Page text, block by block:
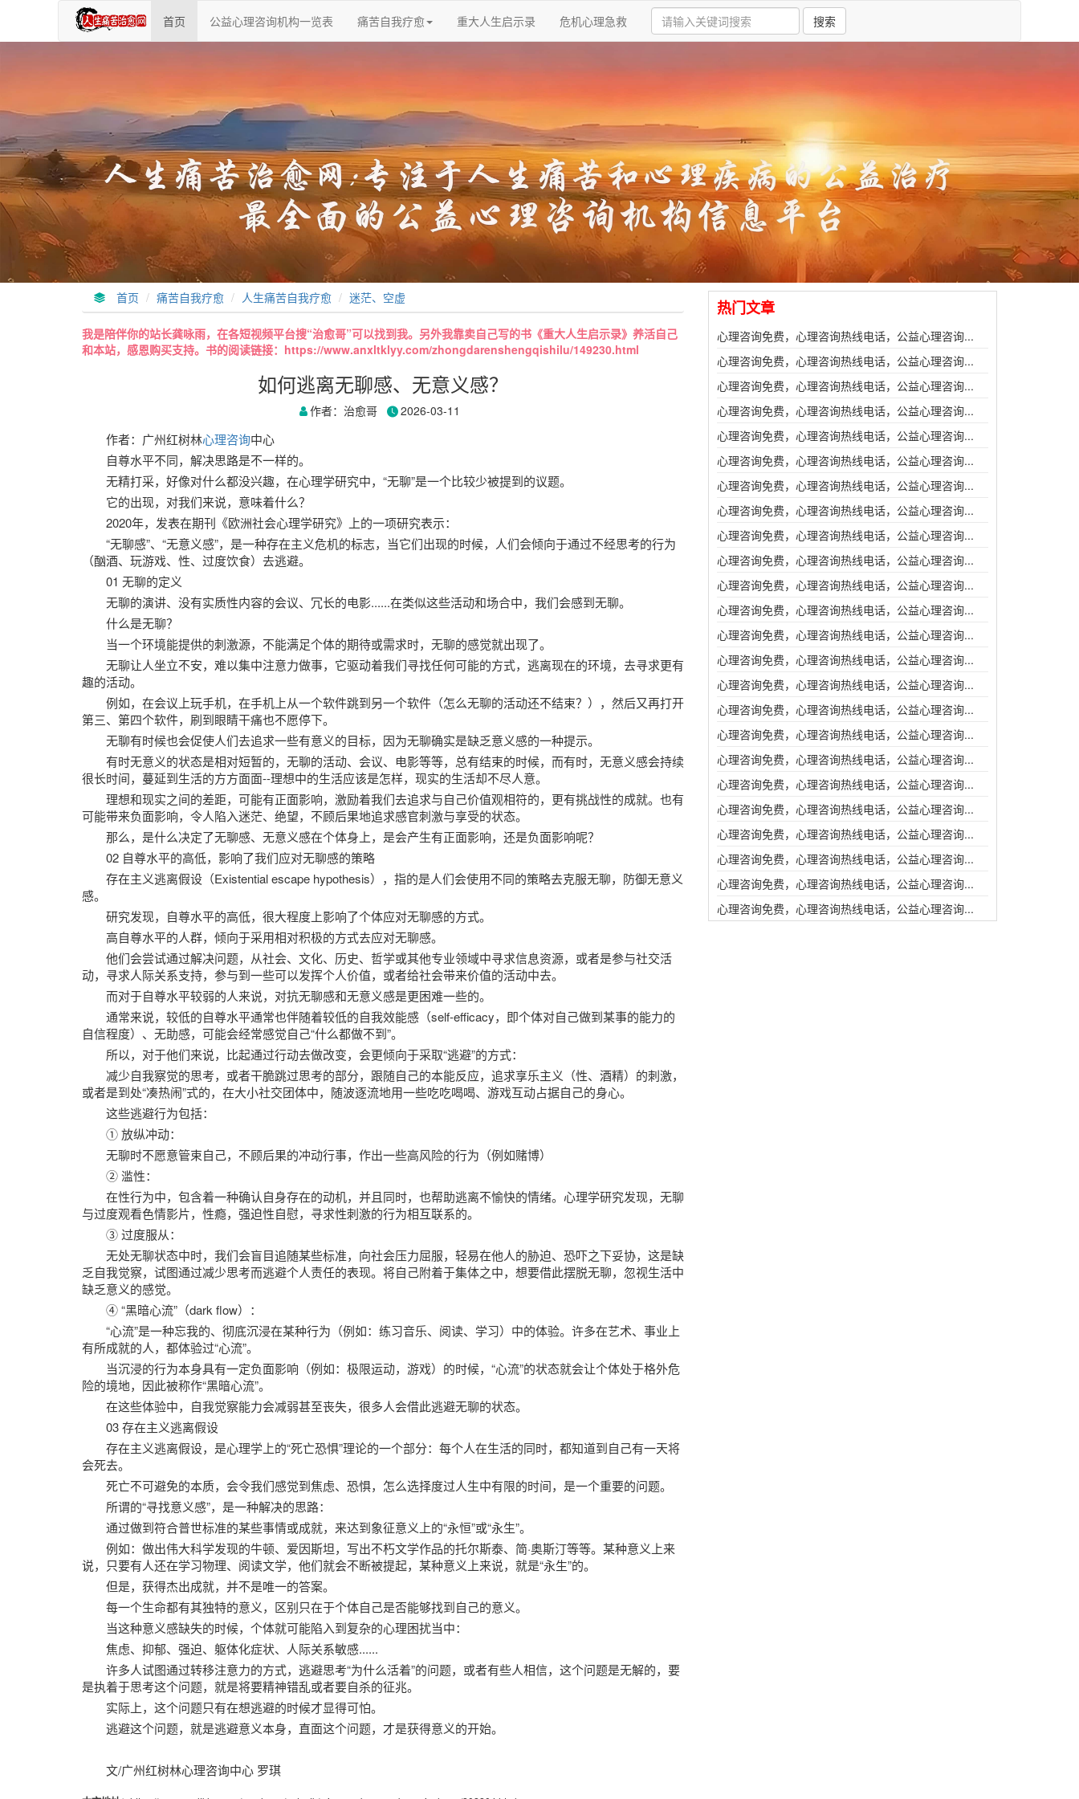
首页 公益心理咨询机构一览表 痛苦自我疗愈 重大人生启示录 危机心理急救 搜索
首页 痛苦自我疗愈 人生痛苦自我疗愈 迷茫、空虚
我是陪伴你的站长龚咏雨，在各短视频平台搜“治愈哥”可以找到我。另外我靠卖自己写的书《重大人生启示录》养活自己
和本站，感恩购买支持。书的阅读链接：https://www.anxltklyy.com/zhongdarenshengqishilu/149230.html
如何逃离无聊感、无意义感？
作者：治愈哥 2026-03-11
作者：广州红树林心理咨询中心
自尊水平不同，解决思路是不一样的。
无精打采，好像对什么都没兴趣，在心理学研究中，“无聊”是一个比较少被提到的议题。
它的出现，对我们来说，意味着什么？
2020年，发表在期刊《欧洲社会心理学研究》上的一项研究表示：
“无聊感”、“无意义感”，是一种存在主义危机的标志，当它们出现的时候，人们会倾向于通过不经思考的行为
（酗酒、玩游戏、性、过度饮食）去逃避。
01 无聊的定义
无聊的演讲、没有实质性内容的会议、冗长的电影......在类似这些活动和场合中，我们会感到无聊。
什么是无聊？
当一个环境能提供的刺激源，不能满足个体的期待或需求时，无聊的感觉就出现了。
无聊让人坐立不安，难以集中注意力做事，它驱动着我们寻找任何可能的方式，逃离现在的环境，去寻求更有
趣的活动。
例如，在会议上玩手机，在手机上从一个软件跳到另一个软件（怎么无聊的活动还不结束？），然后又再打开
第三、第四个软件，刷到眼睛干痛也不愿停下。
无聊有时候也会促使人们去追求一些有意义的目标，因为无聊确实是缺乏意义感的一种提示。
有时无意义的状态是相对短暂的，无聊的活动、会议、电影等等，总有结束的时候，而有时，无意义感会持续
很长时间，蔓延到生活的方方面面--理想中的生活应该是怎样，现实的生活却不尽人意。
理想和现实之间的差距，可能有正面影响，激励着我们去追求与自己价值观相符的，更有挑战性的成就。也有
可能带来负面影响，令人陷入迷茫、绝望，不顾后果地追求感官刺激与享受的状态。
那么，是什么决定了无聊感、无意义感在个体身上，是会产生有正面影响，还是负面影响呢？
02 自尊水平的高低，影响了我们应对无聊感的策略
存在主义逃离假设（Existential escape hypothesis），指的是人们会使用不同的策略去克服无聊，防御无意义
感。
研究发现，自尊水平的高低，很大程度上影响了个体应对无聊感的方式。
高自尊水平的人群，倾向于采用相对积极的方式去应对无聊感。
他们会尝试通过解决问题，从社会、文化、历史、哲学或其他专业领域中寻求信息资源，或者是参与社交活
动，寻求人际关系支持，参与到一些可以发挥个人价值，或者给社会带来价值的活动中去。
而对于自尊水平较弱的人来说，对抗无聊感和无意义感是更困难一些的。
通常来说，较低的自尊水平通常也伴随着较低的自我效能感（self-efficacy，即个体对自己做到某事的能力的
自信程度）、无助感，可能会经常感觉自己“什么都做不到”。
所以，对于他们来说，比起通过行动去做改变，会更倾向于采取“逃避”的方式：
减少自我察觉的思考，或者干脆跳过思考的部分，跟随自己的本能反应，追求享乐主义（性、酒精）的刺激，
或者是到处“凑热闹”式的，在大小社交团体中，随波逐流地用一些吃吃喝喝、游戏互动占据自己的身心。
这些逃避行为包括：
① 放纵冲动：
无聊时不愿意管束自己，不顾后果的冲动行事，作出一些高风险的行为（例如赌博）
② 滥性：
在性行为中，包含着一种确认自身存在的动机，并且同时，也帮助逃离不愉快的情绪。心理学研究发现，无聊
与过度观看色情影片，性瘾，强迫性自慰，寻求性刺激的行为相互联系的。
③ 过度服从：
无处无聊状态中时，我们会盲目追随某些标准，向社会压力屈服，轻易在他人的胁迫、恐吓之下妥协，这是缺
乏自我觉察，试图通过减少思考而逃避个人责任的表现。将自己附着于集体之中，想要借此摆脱无聊，忽视生活中
缺乏意义的感觉。
④ “黑暗心流”（dark flow）：
“心流”是一种忘我的、彻底沉浸在某种行为（例如：练习音乐、阅读、学习）中的体验。许多在艺术、事业上
有所成就的人，都体验过“心流”。
当沉浸的行为本身具有一定负面影响（例如：极限运动，游戏）的时候，“心流”的状态就会让个体处于格外危
险的境地，因此被称作“黑暗心流”。
在这些体验中，自我觉察能力会减弱甚至丧失，很多人会借此逃避无聊的状态。
03 存在主义逃离假设
存在主义逃离假设，是心理学上的“死亡恐惧”理论的一个部分：每个人在生活的同时，都知道到自己有一天将
会死去。
死亡不可避免的本质，会令我们感觉到焦虑、恐惧，怎么选择度过人生中有限的时间，是一个重要的问题。
所谓的“寻找意义感”，是一种解决的思路：
通过做到符合普世标准的某些事情或成就，来达到象征意义上的“永恒”或“永生”。
例如：做出伟大科学发现的牛顿、爱因斯坦，写出不朽文学作品的托尔斯泰、简·奥斯汀等等。某种意义上来
说，只要有人还在学习物理、阅读文学，他们就会不断被提起，某种意义上来说，就是“永生”的。
但是，获得杰出成就，并不是唯一的答案。
每一个生命都有其独特的意义，区别只在于个体自己是否能够找到自己的意义。
当这种意义感缺失的时候，个体就可能陷入到复杂的心理困扰当中：
焦虑、抑郁、强迫、躯体化症状、人际关系敏感......
许多人试图通过转移注意力的方式，逃避思考“为什么活着”的问题，或者有些人相信，这个问题是无解的，要
是执着于思考这个问题，就是将要精神错乱或者要自杀的征兆。
实际上，这个问题只有在想逃避的时候才显得可怕。
逃避这个问题，就是逃避意义本身，直面这个问题，才是获得意义的开始。
文/广州红树林心理咨询中心 罗琪
热门文章
心理咨询免费，心理咨询热线电话，公益心理咨询...
心理咨询免费，心理咨询热线电话，公益心理咨询...
心理咨询免费，心理咨询热线电话，公益心理咨询...
心理咨询免费，心理咨询热线电话，公益心理咨询...
心理咨询免费，心理咨询热线电话，公益心理咨询...
心理咨询免费，心理咨询热线电话，公益心理咨询...
心理咨询免费，心理咨询热线电话，公益心理咨询...
心理咨询免费，心理咨询热线电话，公益心理咨询...
心理咨询免费，心理咨询热线电话，公益心理咨询...
心理咨询免费，心理咨询热线电话，公益心理咨询...
心理咨询免费，心理咨询热线电话，公益心理咨询...
心理咨询免费，心理咨询热线电话，公益心理咨询...
心理咨询免费，心理咨询热线电话，公益心理咨询...
心理咨询免费，心理咨询热线电话，公益心理咨询...
心理咨询免费，心理咨询热线电话，公益心理咨询...
心理咨询免费，心理咨询热线电话，公益心理咨询...
心理咨询免费，心理咨询热线电话，公益心理咨询...
心理咨询免费，心理咨询热线电话，公益心理咨询...
心理咨询免费，心理咨询热线电话，公益心理咨询...
心理咨询免费，心理咨询热线电话，公益心理咨询...
心理咨询免费，心理咨询热线电话，公益心理咨询...
心理咨询免费，心理咨询热线电话，公益心理咨询...
心理咨询免费，心理咨询热线电话，公益心理咨询...
心理咨询免费，心理咨询热线电话，公益心理咨询...